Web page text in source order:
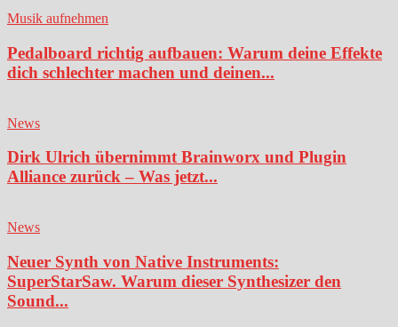
Musik aufnehmen
Pedalboard richtig aufbauen: Warum deine Effekte
dich schlechter machen und deinen...
News
Dirk Ulrich übernimmt Brainworx und Plugin
Alliance zurück – Was jetzt...
News
Neuer Synth von Native Instruments:
SuperStarSaw. Warum dieser Synthesizer den
Sound...